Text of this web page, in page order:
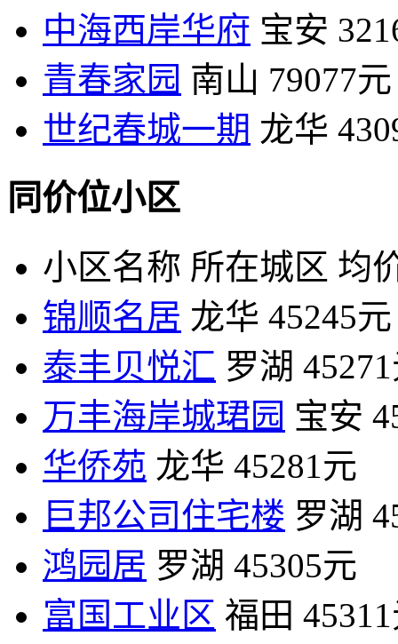
中海西岸华府 宝安
青春家园 南山 79077元
世纪春城一期 龙华
同价位小区
小区名称 所在城区 均
锦顺名居 龙华 45245元
泰丰贝悦汇 罗湖
万丰海岸城珺园 宝安
华侨苑 龙华 45281元
巨邦公司住宅楼 罗湖
鸿园居 罗湖 45305元
富国工业区 福田